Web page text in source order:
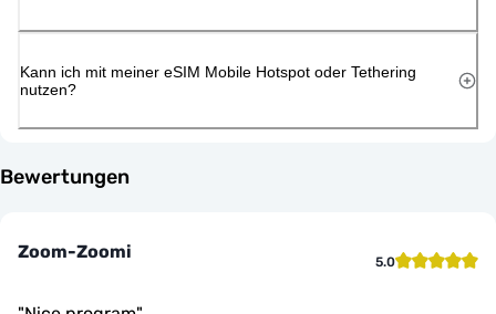
Kann ich mit meiner eSIM Mobile Hotspot oder Tethering
nutzen?
Bewertungen
Zoom-Zoomi 5.0